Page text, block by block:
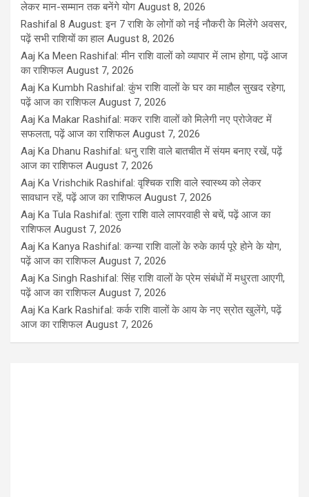
लेकर मान-सम्मान तक बनेंगे योग August 8, 2026
Rashifal 8 August: इन 7 राशि के लोगों को नई नौकरी के मिलेंगे अवसर,
पढ़ें सभी राशियों का हाल August 8, 2026
Aaj Ka Meen Rashifal: मीन राशि वालों को व्यापार में लाभ होगा, पढ़ें आज
का राशिफल August 7, 2026
Aaj Ka Kumbh Rashifal: कुंभ राशि वालों के घर का माहौल सुखद रहेगा,
पढ़ें आज का राशिफल August 7, 2026
Aaj Ka Makar Rashifal: मकर राशि वालों को मिलेगी नए प्रोजेक्ट में
सफलता, पढ़ें आज का राशिफल August 7, 2026
Aaj Ka Dhanu Rashifal: धनु राशि वाले बातचीत में संयम बनाए रखें, पढ़ें
आज का राशिफल August 7, 2026
Aaj Ka Vrishchik Rashifal: वृश्चिक राशि वाले स्वास्थ्य को लेकर
सावधान रहें, पढ़ें आज का राशिफल August 7, 2026
Aaj Ka Tula Rashifal: तुला राशि वाले लापरवाही से बचें, पढ़ें आज का
राशिफल August 7, 2026
Aaj Ka Kanya Rashifal: कन्या राशि वालों के रुके कार्य पूरे होने के योग,
पढ़ें आज का राशिफल August 7, 2026
Aaj Ka Singh Rashifal: सिंह राशि वालों के प्रेम संबंधों में मधुरता आएगी,
पढ़ें आज का राशिफल August 7, 2026
Aaj Ka Kark Rashifal: कर्क राशि वालों के आय के नए स्रोत खुलेंगे, पढ़ें
आज का राशिफल August 7, 2026